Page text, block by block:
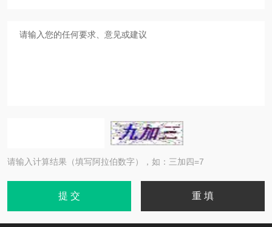
请输入计算结果（填写阿拉伯数字），如：三加四=7